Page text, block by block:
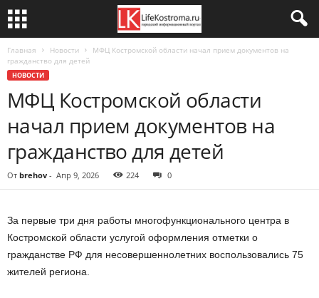
Главная Новости
МФЦ Костромской области начал прием документов на
гражданство для детей
НОВОСТИ
МФЦ Костромской области
начал прием документов на
гражданство для детей
От brehov - Апр 9, 2026 224 0
За первые три дня работы многофункционального центра в
Костромской области услугой оформления отметки о
гражданстве РФ для несовершеннолетних воспользовались 75
жителей региона.